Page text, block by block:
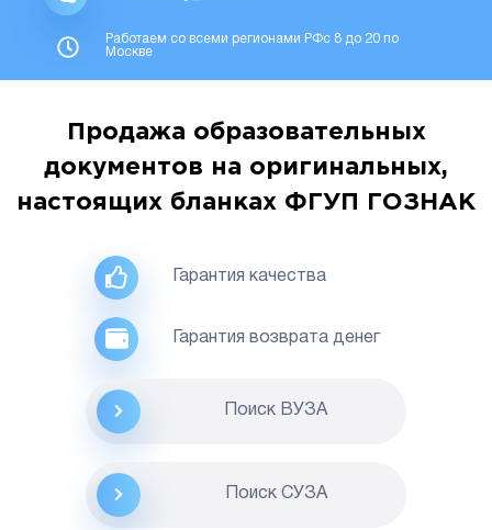
Работаем со всеми регионами РФс 8 до 20 по
Москве
Продажа образовательных
документов на оригинальных,
настоящих бланках ФГУП ГОЗНАК
Гарантия качества
Гарантия возврата денег
Поиск ВУЗА
Поиск CУЗА